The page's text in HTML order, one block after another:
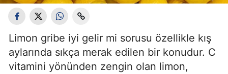
Limon gribe iyi gelir mi sorusu özellikle kış
aylarında sıkça merak edilen bir konudur. C
vitamini yönünden zengin olan limon,